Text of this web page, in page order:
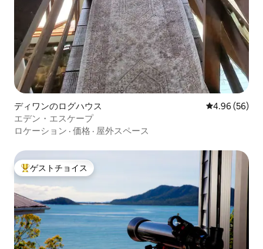
ディワンのログハウス レビュー56
4.96 (56)
エデン・エスケープ
ロケーション · 価格 · 屋外スペース
大好評のゲストチョイスです。
ゲストチョイス